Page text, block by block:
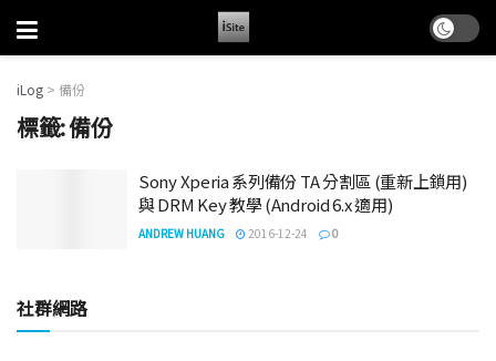
iLog > 備份
標籤:備份
Sony Xperia 系列備份 TA 分割區 (重新上鎖用)
與 DRM Key 教學 (Android 6.x 適用)
ANDREW HUANG 2016-12-24 0
社群網路